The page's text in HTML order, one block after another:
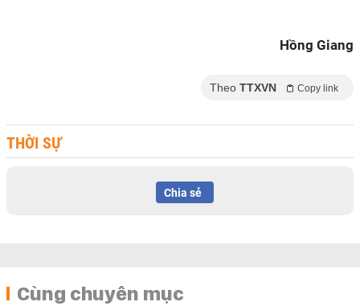
Hồng Giang
Theo TTXVN Copy link
THỜI SỰ
Chia sẻ
Cùng chuyên mục